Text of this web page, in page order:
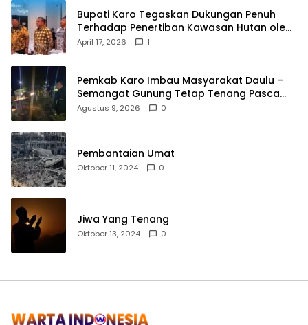
Bupati Karo Tegaskan Dukungan Penuh
Terhadap Penertiban Kawasan Hutan oleh
Pemerintah Pusat
April 17, 2026 1
Pemkab Karo Imbau Masyarakat Daulu –
Semangat Gunung Tetap Tenang Pasca
Penertiban Pungli
Agustus 9, 2026 0
Pembantaian Umat
Oktober 11, 2024 0
Jiwa Yang Tenang
Oktober 13, 2024 0